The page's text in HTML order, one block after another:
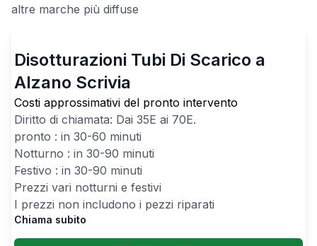
altre marche più diffuse
Disotturazioni Tubi Di Scarico a
Alzano Scrivia
Costi approssimativi del pronto intervento
Diritto di chiamata: Dai 35E ai 70E.
pronto : in 30-60 minuti
Notturno : in 30-90 minuti
Festivo : in 30-90 minuti
Prezzi vari notturni e festivi
I prezzi non includono i pezzi riparati
Chiama subito